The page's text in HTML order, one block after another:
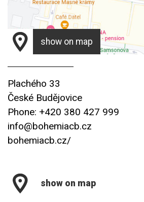
show on map
Plachého 33
České Budějovice
Phone: +420 380 427 999
info@bohemiacb.cz
bohemiacb.cz/
show on map